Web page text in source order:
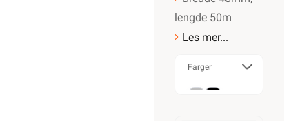
lengde 50m
Les mer...
Farger